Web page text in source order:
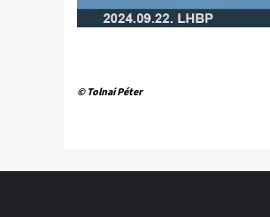
© Tolnai Péter